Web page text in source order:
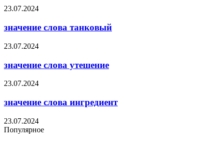
23.07.2024
значение слова танковый
23.07.2024
значение слова утешение
23.07.2024
значение слова ингредиент
23.07.2024
Популярное